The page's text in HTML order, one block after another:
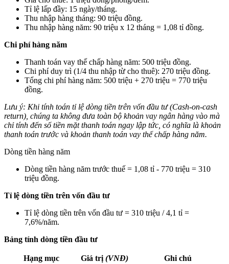
Tỉ lệ lấp đầy: 15 ngày/tháng.
Thu nhập hàng tháng: 90 triệu đồng.
Thu nhập hàng năm: 90 triệu x 12 tháng = 1,08 tỉ đồng.
Chi phí hàng năm
Thanh toán vay thế chấp hàng năm: 500 triệu đồng.
Chi phí duy trì (1/4 thu nhập từ cho thuê): 270 triệu đồng.
Tổng chi phí hàng năm: 500 triệu + 270 triệu = 770 triệu
đồng.
Lưu ý: Khi tính toán tỉ lệ dòng tiền trên vốn đầu tư (Cash-on-cash
return), chúng ta không đưa toàn bộ khoản vay ngân hàng vào mà
chỉ tính đến số tiền mặt thanh toán ngay lập tức, có nghĩa là khoản
thanh toán trước và khoản thanh toán vay thế chấp hàng năm.
Dòng tiền hàng năm
Dòng tiền hàng năm trước thuế = 1,08 tỉ - 770 triệu = 310
triệu đồng.
Tỉ lệ dòng tiền trên vốn đầu tư
Tỉ lệ dòng tiền trên vốn đầu tư = 310 triệu / 4,1 tỉ =
7,6%/năm.
Bảng tính dòng tiền đầu tư
Hạng mục Giá trị (VNĐ)
Ghi chú